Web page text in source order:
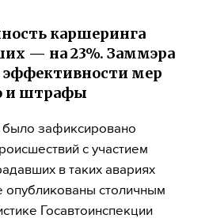
каршеринга
— на 23%. Заммэра
эффективности мер
и штрафы
зафиксировано
с участием
в таких авариях
столичным
Госавтоинспекции